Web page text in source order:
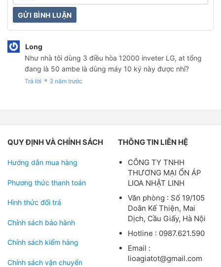
Long
Như nhà tôi dùng 3 điều hòa 12000 inveter LG, at tổng
đang là 50 ambe là dùng máy 10 ký này được nhỉ?
Trả lời ● 2 năm trước
QUY ĐỊNH VÀ CHÍNH SÁCH
Hướng dẫn mua hàng
Phương thức thanh toán
Hình thức đổi trả
Chính sách bảo hành
Chính sách kiểm hàng
Chính sách vận chuyển
THÔNG TIN LIÊN HỆ
CÔNG TY TNHH
THƯƠNG MẠI ỔN ÁP
LIOA NHẬT LINH
Văn phòng : Số 19/105
Doãn Kế Thiện, Mai
Dịch, Cầu Giấy, Hà Nội
Hotline : 0987.621.590
Email :
lioagiatot@gmail.com